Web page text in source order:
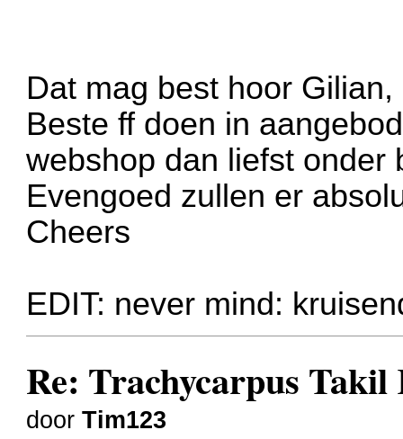
Dat mag best hoor Gilian,
Beste ff doen in
webshop dan liefst onder
Evengoed zullen er
Cheers
EDIT: never mind:
Re: Trachycarpus
doorTim123